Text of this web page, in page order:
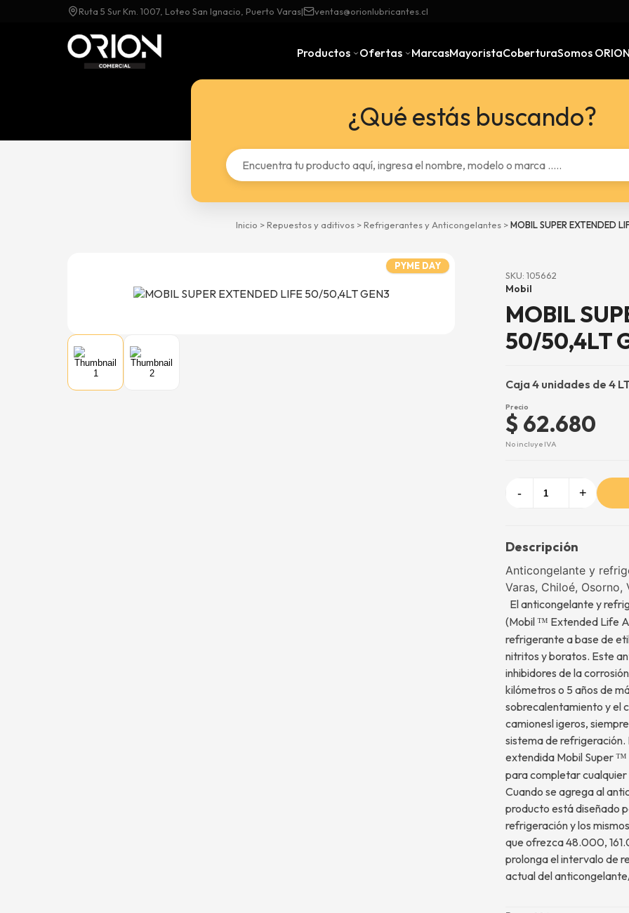
Ruta 5 Sur Km. 1007, Loteo San Ignacio, Puerto Varas| ventas@orionlubricantes.cl
Productos Ofertas MarcasMayoristaCoberturaSomos
¿Qué estás buscando?
Inicio > Repuestos y aditivos > Refrigerantes y Anticongelantes > MOBIL SUPER EXTENDED
PYME DAY
SKU: 105662
Mobil
MOBIL
50/50,4LT
Caja 4 unidades de 4
Precio
$ 62.680
No incluye IVA
- +
Descripción
Anticongelante y
Varas, Chiloé, Osorno,
El anticongelante y
(Mobil™ Extended Life
refrigerante a base de
nitritos y boratos. Este
inhibidores de la
kilómetros o 5 años de
sobrecalentamiento y el
camionesl igeros,
sistema de
extendida Mobil Super™
para completar
Cuando se agrega al
producto está diseñado
refrigeración y los
que ofrezca 48.000,
prolonga el intervalo de
actual del